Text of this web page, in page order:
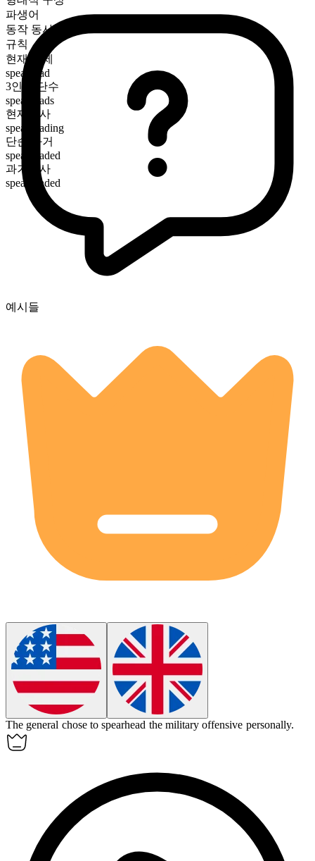
파생어
동작 동사
규칙
현재 시제
spearhead
3인칭 단수
spearheads
현재분사
spearheading
단순 과거
spearheaded
과거분사
spearheaded
예시들
The general chose tospearhead the military offensive personally.